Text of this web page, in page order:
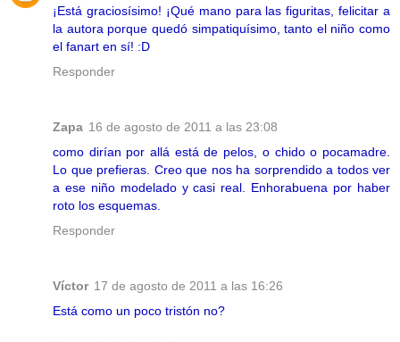
¡Está graciosísimo! ¡Qué mano para las figuritas, felicitar a
la autora porque quedó simpatiquísimo, tanto el niño como
el fanart en sí! :D
Responder
Zapa 16 de agosto de 2011 a las 23:08
como dirían por allá está de pelos, o chido o pocamadre.
Lo que prefieras. Creo que nos ha sorprendido a todos ver
a ese niño modelado y casi real. Enhorabuena por haber
roto los esquemas.
Responder
Víctor 17 de agosto de 2011 a las 16:26
Está como un poco tristón no?